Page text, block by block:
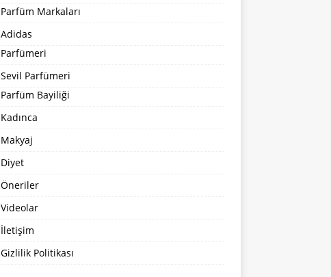
Parfüm Markaları
Adidas
Parfümeri
Sevil Parfümeri
Parfüm Bayiliği
Kadınca
Makyaj
Diyet
Öneriler
Videolar
İletişim
Gizlilik Politikası